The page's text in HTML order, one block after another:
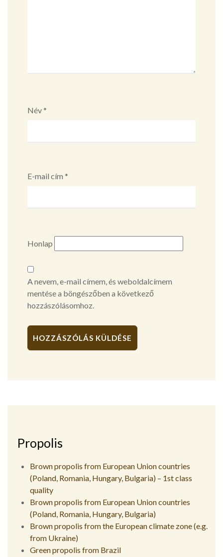
Név*
E-mail cím *
Honlap
A nevem, e-mail címem, és weboldalcímem
mentése a böngészőben a következő
hozzászólásomhoz.
Propolis
Brown propolis from European Union countries
(Poland, Romania, Hungary, Bulgaria) – 1st class
quality
Brown propolis from European Union countries
(Poland, Romania, Hungary, Bulgaria)
Brown propolis from the European climate zone (e.g.
from Ukraine)
Green propolis from Brazil